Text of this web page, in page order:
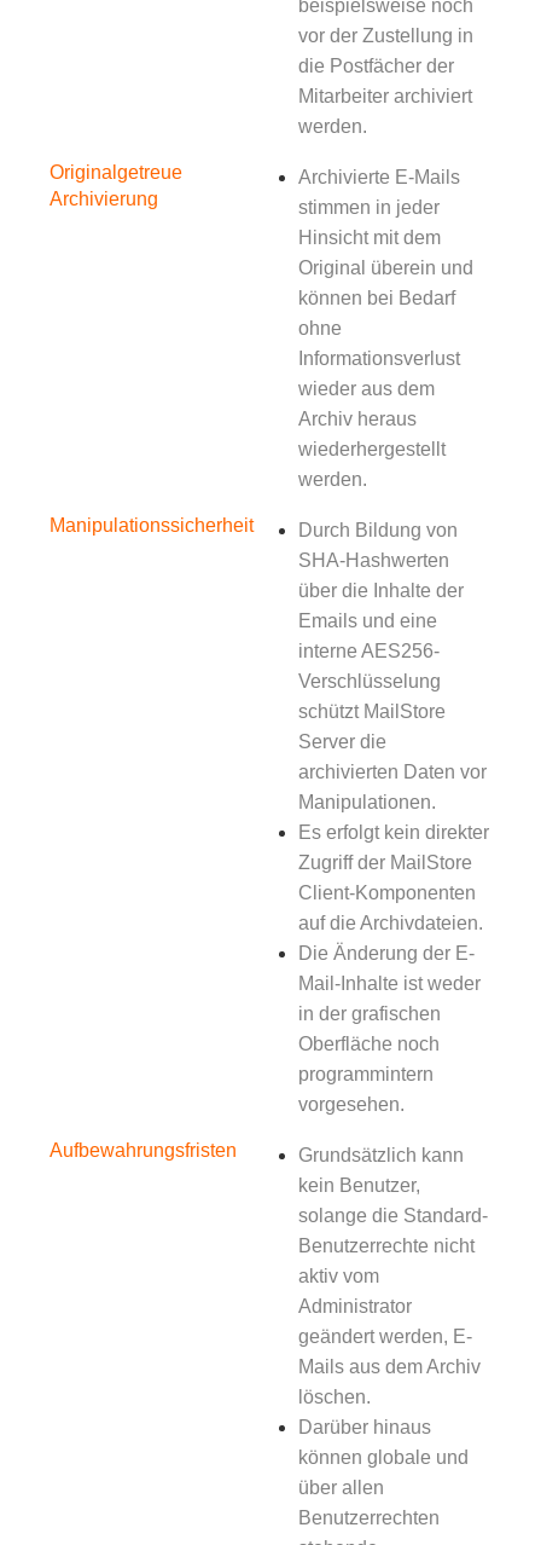
beispielsweise noch
vor der Zustellung in
die Postfächer der
Mitarbeiter archiviert
werden.
Originalgetreue
Archivierung
Archivierte E-Mails
stimmen in jeder
Hinsicht mit dem
Original überein und
können bei Bedarf
ohne
Informationsverlust
wieder aus dem
Archiv heraus
wiederhergestellt
werden.
Manipulationssicherheit
Durch Bildung von
SHA-Hashwerten
über die Inhalte der
Emails und eine
interne AES256-
Verschlüsselung
schützt MailStore
Server die
archivierten Daten vor
Manipulationen.
Es erfolgt kein direkter
Zugriff der MailStore
Client-Komponenten
auf die Archivdateien.
Die Änderung der E-
Mail-Inhalte ist weder
in der grafischen
Oberfläche noch
programmintern
vorgesehen.
Aufbewahrungsfristen
Grundsätzlich kann
kein Benutzer,
solange die Standard-
Benutzerrechte nicht
aktiv vom
Administrator
geändert werden, E-
Mails aus dem Archiv
löschen.
Darüber hinaus
können globale und
über allen
Benutzerrechten